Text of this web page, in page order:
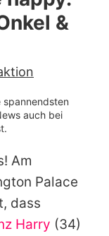
&
spannendsten
auch bei
Am
Palace
dass
Harry (34)